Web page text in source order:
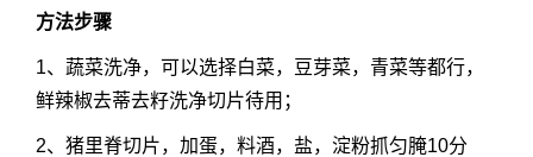
方法步骤
1、蔬菜洗净，可以选择白菜，豆芽菜，青菜等都行，
鲜辣椒去蒂去籽洗净切片待用；
2、猪里脊切片，加蛋，料酒，盐，淀粉抓匀腌10分